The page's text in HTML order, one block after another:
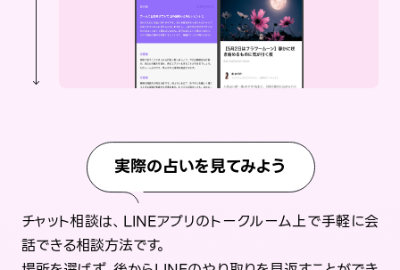
実際の占いを見てみよう
チャット相談は、LINEアプリのトークルーム上で手軽に会
話できる相談方法です。